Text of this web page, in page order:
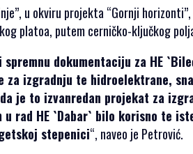
u okviru projekta “Gornji
platoa, putem cerničko-ključkog
dokumentaciju za HE
izgradnju te hidroelektrane,
je to izvanredan projekat za
rad HE `Dabar` bilo korisno te
stepenici“, naveo je Petrović.